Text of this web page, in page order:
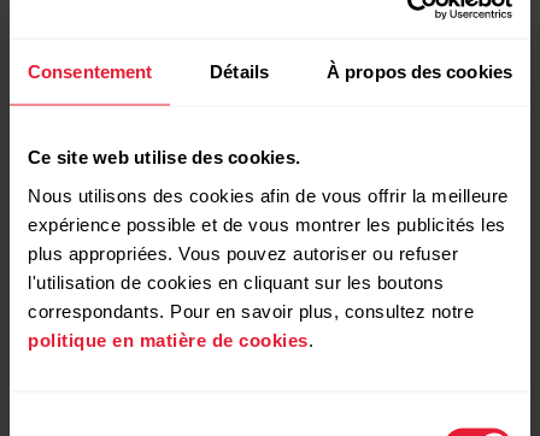
Consentement Détails À propos des cookies
Ce site web utilise des cookies.
Nous utilisons des cookies afin de vous offrir la meilleure
expérience possible et de vous montrer les publicités les
plus appropriées. Vous pouvez autoriser ou refuser
l'utilisation de cookies en cliquant sur les boutons
correspondants. Pour en savoir plus, consultez notre
politique en matière de cookies
Votre M460 peut mémoriser 20 favoris maximum.
transférer vers votre M460 en cliquant sur les cases de
sélection à gauche de la liste de
Favoris sur le M460 par glisser-déposer.
Synchronisez votre M460 pour enregistrer vos
modifications sur le dispositif.